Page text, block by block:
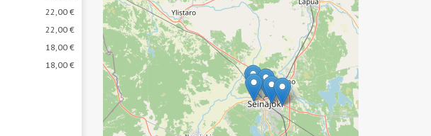
22,00 €
22,00 €
18,00 €
18,00 €